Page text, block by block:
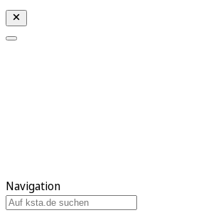
Navigation